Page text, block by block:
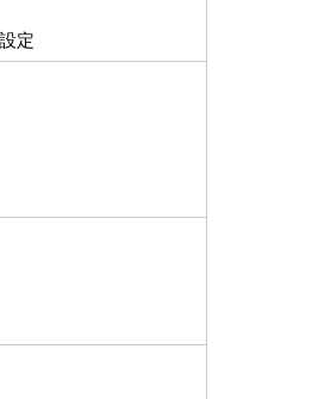
定